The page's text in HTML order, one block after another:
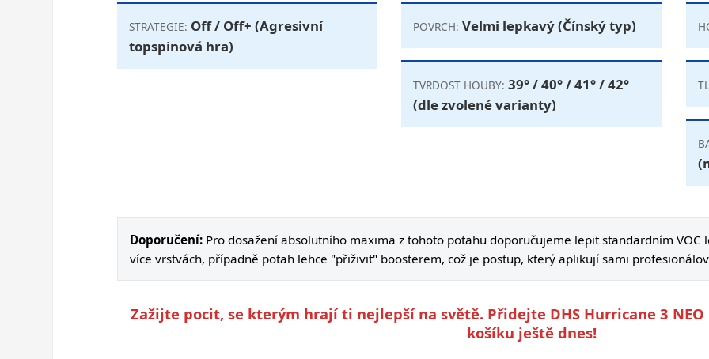
STRATEGIE: Off / Off+ (Agresivní
topspinová hra)
POVRCH: Velmi lepkavý (Čínský typ)
TVRDOST HOUBY: 39° / 40° / 41° / 42°
(dle zvolené varianty)
Doporučení: Pro dosažení absolutního maxima z tohoto potahu doporučujeme lepit standardním
více vrstvách, případně potah lehce "přiživit" boosterem, což je postup, který aplikují sami
Zažijte pocit, se kterým hrají ti nejlepší na světě. Přidejte DHS Hurricane 3
košíku ještě dnes!